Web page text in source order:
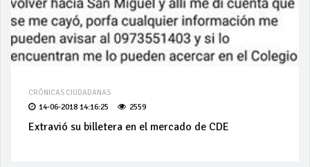
CRÓNICAS CIUDADANAS
14-06-2018 14:16:25 2559
Extravió su billetera en el mercado de CDE